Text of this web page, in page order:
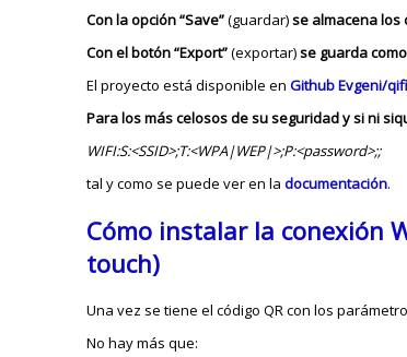
Con la opción “Save”(guardar)se almacena los
Con el botón “Export”(exportar)se guarda
El proyecto está disponible enGithub Evgeni/qifi
Para los más celosos de su seguridad y si ni
WIFI:S:<SSID>;T:<WPA|WEP|>;P:<password>;;
tal y como se puede ver en ladocumentación.
Cómo instalar la conexión
touch)
Una vez se tiene el código QR con los
No hay más que: